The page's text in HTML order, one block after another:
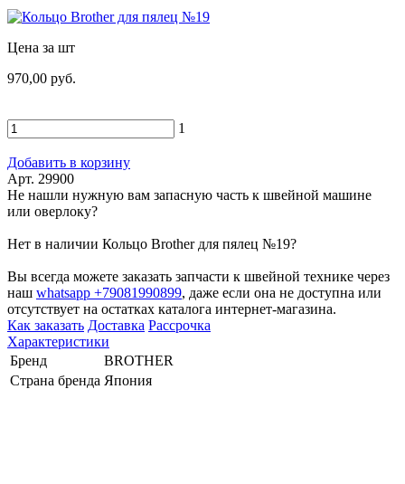
Цена за шт
970,00 руб.
1
Добавить в корзину
Арт. 29900
Не нашли нужную вам запасную часть к швейной машине
или оверлоку?
Нет в наличии Кольцо Brother для пялец №19?
Вы всегда можете заказать запчасти к швейной технике через
наш whatsapp +79081990899, даже если она не доступна или
отсутствует на остатках каталога интернет-магазина.
Как заказать Доставка Рассрочка
Характеристики
Бренд
BROTHER
Страна бренда Япония